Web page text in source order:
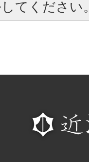
てください。